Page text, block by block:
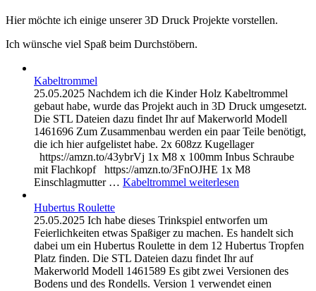
Hier möchte ich einige unserer 3D Druck Projekte vorstellen.
Ich wünsche viel Spaß beim Durchstöbern.
Kabeltrommel
25.05.2025 Nachdem ich die Kinder Holz Kabeltrommel
gebaut habe, wurde das Projekt auch in 3D Druck umgesetzt.
Die STL Dateien dazu findet Ihr auf Makerworld Modell
1461696 Zum Zusammenbau werden ein paar Teile benötigt,
die ich hier aufgelistet habe. 2x 608zz Kugellager
https://amzn.to/43ybrVj 1x M8 x 100mm Inbus Schraube
mit Flachkopf https://amzn.to/3FnOJHE 1x M8
Einschlagmutter … Kabeltrommel weiterlesen
Hubertus Roulette
25.05.2025 Ich habe dieses Trinkspiel entworfen um
Feierlichkeiten etwas Spaßiger zu machen. Es handelt sich
dabei um ein Hubertus Roulette in dem 12 Hubertus Tropfen
Platz finden. Die STL Dateien dazu findet Ihr auf
Makerworld Modell 1461589 Es gibt zwei Versionen des
Bodens und des Rondells. Version 1 verwendet einen